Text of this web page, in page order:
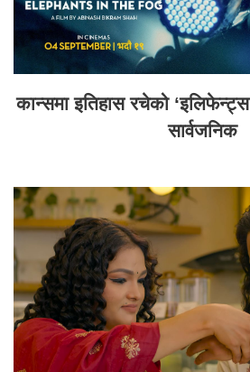
कान्समा इतिहास रचेको
सार्वजनिक